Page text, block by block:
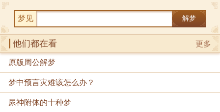
梦见 解梦
更多
他们都在看
原版周公解梦
梦中预言灾难该怎么办？
尿神附体的十种梦